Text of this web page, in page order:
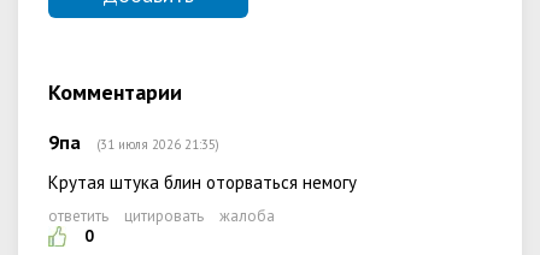
Комментарии
9па (31 июля 2026 21:35)
Крутая штука блин оторваться немогу
ответить цитировать
жалоба
0